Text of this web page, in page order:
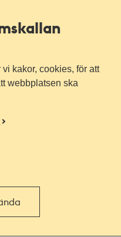
kakor, cookies, för att
webbplatsen ska